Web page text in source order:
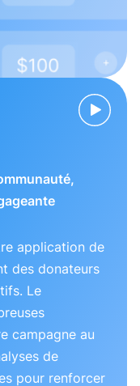
application de
des donateurs
Le
campagne au
de
pour renforcer